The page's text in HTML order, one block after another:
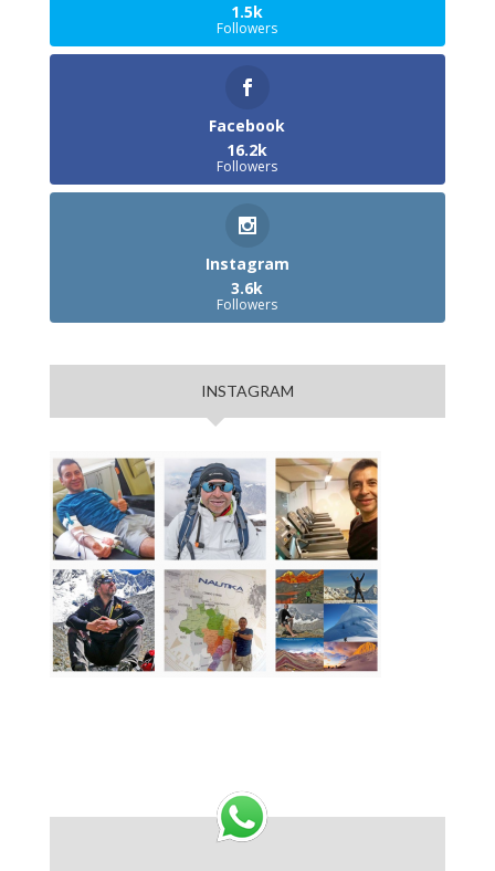
1.5k
Followers
Facebook
16.2k
Followers
Instagram
3.6k
Followers
INSTAGRAM